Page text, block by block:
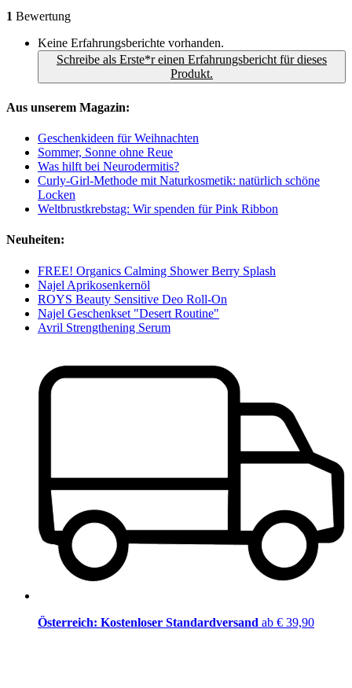
1 Bewertung
Keine Erfahrungsberichte vorhanden.
Schreibe als Erste*r einen Erfahrungsbericht für dieses
Produkt.
Aus unserem Magazin:
Geschenkideen für Weihnachten
Sommer, Sonne ohne Reue
Was hilft bei Neurodermitis?
Curly-Girl-Methode mit Naturkosmetik: natürlich schöne
Locken
Weltbrustkrebstag: Wir spenden für Pink Ribbon
Neuheiten:
FREE! Organics Calming Shower Berry Splash
Najel Aprikosenkernöl
ROYS Beauty Sensitive Deo Roll-On
Najel Geschenkset "Desert Routine"
Avril Strengthening Serum
Österreich: Kostenloser Standardversand ab € 39,90